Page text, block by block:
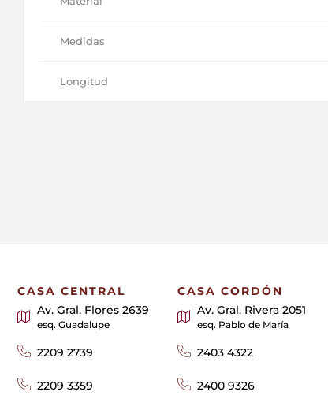
Medidas
Longitud
CASA CENTRAL
Av. Gral. Flores 2639
esq. Guadalupe
2209 2739
2209 3359
CASA CORDÓN
Av. Gral. Rivera 2051
esq. Pablo de María
2403 4322
2400 9326